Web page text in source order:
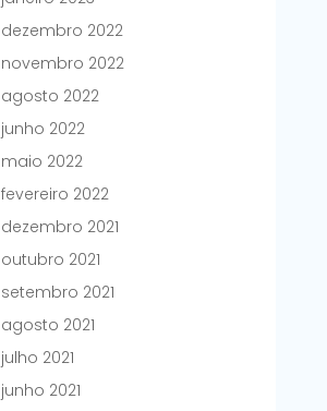
dezembro 2022
novembro 2022
agosto 2022
junho 2022
maio 2022
fevereiro 2022
dezembro 2021
outubro 2021
setembro 2021
agosto 2021
julho 2021
junho 2021